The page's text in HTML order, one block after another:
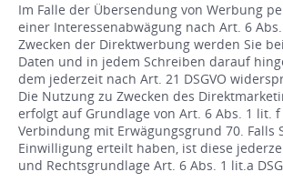
Im Falle der Übersendung von Werbung
einer Interessenabwägung nach Art. 6 Abs.
Zwecken der Direktwerbung werden Sie
Daten und in jedem Schreiben darauf
dem jederzeit nach Art. 21 DSGVO
Die Nutzung zu Zwecken des
erfolgt auf Grundlage von Art. 6 Abs. 1 lit. f
Verbindung mit Erwägungsgrund 70. Falls
Einwilligung erteilt haben, ist diese
und Rechtsgrundlage Art. 6 Abs. 1 lit.a